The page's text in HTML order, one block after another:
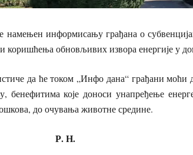
намењен информисању грађана о
коришћења обновљивих извора енергије у
да ће током „Инфо дана“ грађани моћи
бенефитима које доноси унапређење
до очувања животне средине.
Р.